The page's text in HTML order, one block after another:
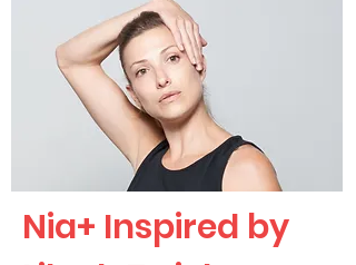
Nia+ Inspired by